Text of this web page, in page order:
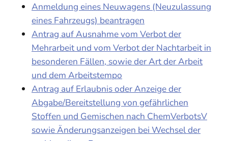
Anmeldung eines Neuwagens (Neuzulassung
eines Fahrzeugs) beantragen
Antrag auf Ausnahme vom Verbot der
Mehrarbeit und vom Verbot der Nachtarbeit in
besonderen Fällen, sowie der Art der Arbeit
und dem Arbeitstempo
Antrag auf Erlaubnis oder Anzeige der
Abgabe/Bereitstellung von gefährlichen
Stoffen und Gemischen nach ChemVerbotsV
sowie Änderungsanzeigen bei Wechsel der